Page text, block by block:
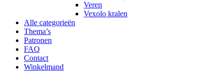
Veren
Vexolo kralen
Alle categorieën
Thema’s
Patronen
FAQ
Contact
Winkelmand